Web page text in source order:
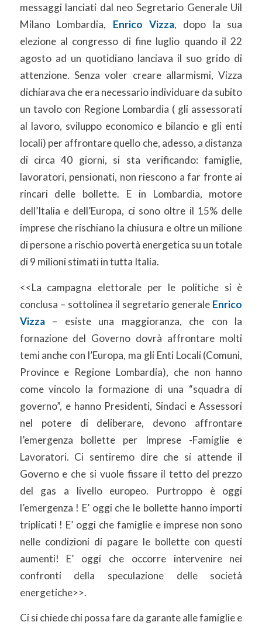
messaggi lanciati dal neo Segretario Generale Uil
Milano Lombardia, Enrico Vizza, dopo la sua
elezione al congresso di fine luglio quando il 22
agosto ad un quotidiano lanciava il suo grido di
attenzione. Senza voler creare allarmismi, Vizza
dichiarava che era necessario individuare da subito
un tavolo con Regione Lombardia ( gli assessorati
al lavoro, sviluppo economico e bilancio e gli enti
locali) per affrontare quello che, adesso, a distanza
di circa 40 giorni, si sta verificando: famiglie,
lavoratori, pensionati, non riescono a far fronte ai
rincari delle bollette. E in Lombardia, motore
dell’Italia e dell’Europa, ci sono oltre il 15% delle
imprese che rischiano la chiusura e oltre un milione
di persone a rischio povertà energetica su un totale
di 9 milioni stimati in tutta Italia.
<<La campagna elettorale per le politiche si è
conclusa – sottolinea il segretario generale Enrico
Vizza– esiste una maggioranza, che con la
fornazione del Governo dovrà affrontare molti
temi anche con l’Europa, ma gli Enti Locali (Comuni,
Province e Regione Lombardia), che non hanno
come vincolo la formazione di una “squadra di
governo”, e hanno Presidenti, Sindaci e Assessori
nel potere di deliberare, devono affrontare
l’emergenza bollette per Imprese -Famiglie e
Lavoratori. Ci sentiremo dire che si attende il
Governo e che si vuole fissare il tetto del prezzo
del gas a livello europeo. Purtroppo è oggi
l’emergenza ! E’ oggi che le bollette hanno importi
triplicati ! E’ oggi che famiglie e imprese non sono
nelle condizioni di pagare le bollette con questi
aumenti! E’ oggi che occorre intervenire nei
confronti della speculazione delle società
energetiche>>.
Ci si chiede chi possa fare da garante alle famiglie e